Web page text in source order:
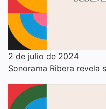
2 de julio de 2024
Sonorama Ribera revela